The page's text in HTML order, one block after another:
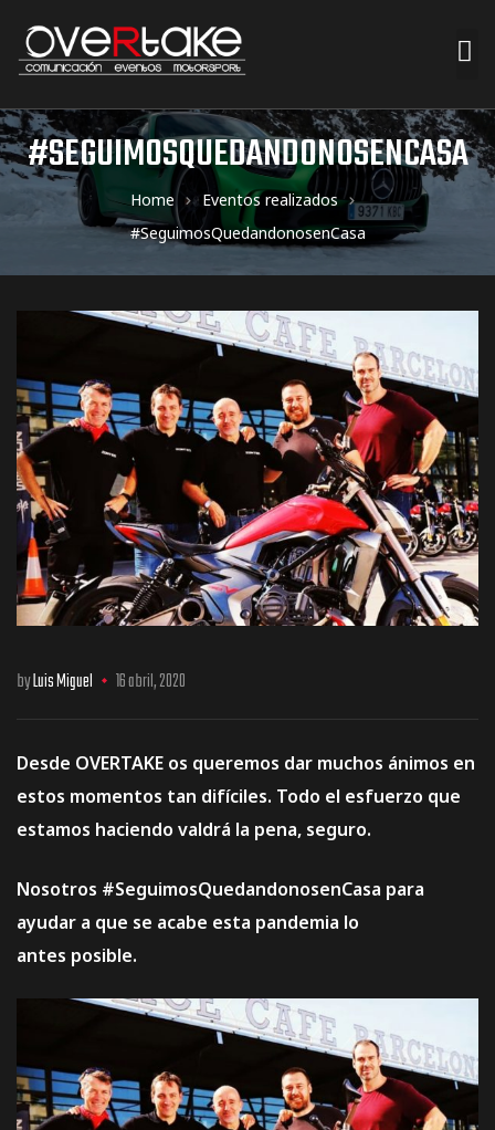
#SEGUIMOSQUEDANDONOSENCASA
Home
Eventos realizados
#SeguimosQuedandonosenCasa
byLuis Miguel 16 abril, 2020
Desde OVERTAKE os queremos dar muchos ánimos en
estos momentos tan difíciles. Todo el esfuerzo que
estamos haciendo valdrá la pena, seguro.
Nosotros #SeguimosQuedandonosenCasa para
ayudar a que se acabe esta pandemia lo
antes posible.
de
Series